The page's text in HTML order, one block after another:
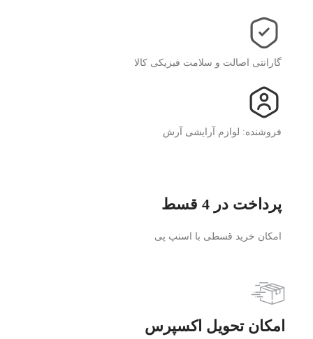
گارانتی اصالت و سلامت فیزیکی کالا
فروشنده: لوازم آرایشی آرش
پرداخت در 4 قسط
امکان خرید قسطی با اسنپ پی
امکان تحویل اکسپرس